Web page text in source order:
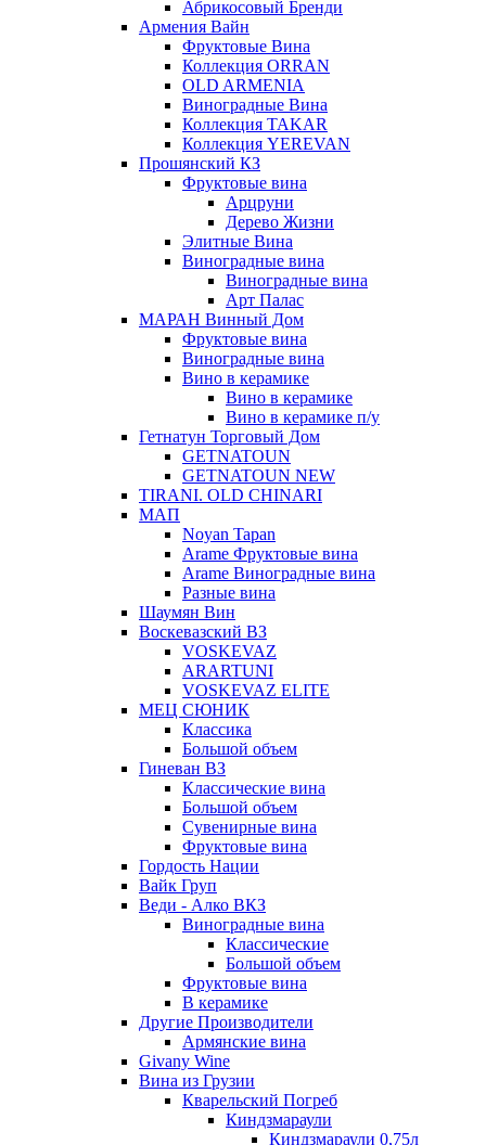
Абрикосовый Бренди
Армения Вайн
Фруктовые Вина
Коллекция ORRAN
OLD ARMENIA
Виноградные Вина
Коллекция TAKAR
Коллекция YEREVAN
Прошянский КЗ
Фруктовые вина
Арцруни
Дерево Жизни
Элитные Вина
Виноградные вина
Виноградные вина
Арт Палас
МАРАН Винный Дом
Фруктовые вина
Виноградные вина
Вино в керамике
Вино в керамике
Вино в керамике п/у
Гетнатун Торговый Дом
GETNATOUN
GETNATOUN NEW
TIRANI. OLD CHINARI
МАП
Noyan Tapan
Arame Фруктовые вина
Arame Виноградные вина
Разные вина
Шаумян Вин
Воскевазский ВЗ
VOSKEVAZ
ARARTUNI
VOSKEVAZ ELITE
МЕЦ СЮНИК
Классика
Большой объем
Гиневан ВЗ
Классические вина
Большой объем
Сувенирные вина
Фруктовые вина
Гордость Нации
Вайк Груп
Веди - Алко ВКЗ
Виноградные вина
Классические
Большой объем
Фруктовые вина
В керамике
Другие Производители
Армянские вина
Givany Wine
Вина из Грузии
Кварельский Погреб
Киндзмараули
Киндзмараули 0,75л